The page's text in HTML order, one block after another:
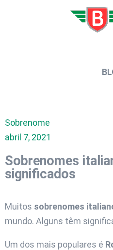
Sobrenome
abril 7, 2021
Sobrenomes
significados
Muitos sobrenomes
mundo. Alguns têm
Um dos mais populares é